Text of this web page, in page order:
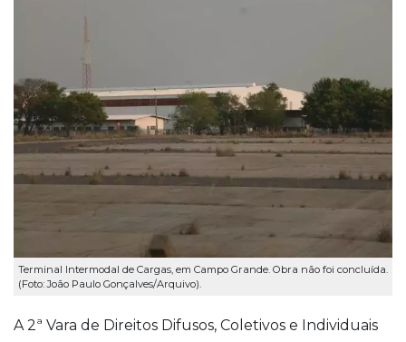
Terminal Intermodal de Cargas, em Campo Grande. Obra não foi concluída.
(Foto: João Paulo Gonçalves/Arquivo).
A 2ª Vara de Direitos Difusos, Coletivos e Individuais